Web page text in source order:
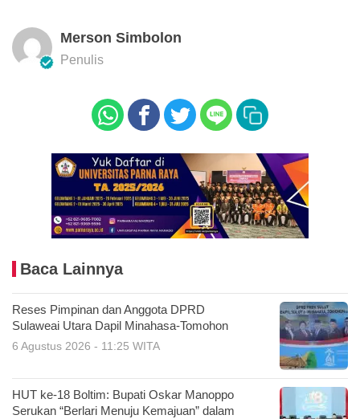
Merson Simbolon
Penulis
Baca Lainnya
Reses Pimpinan dan Anggota DPRD
Sulaweai Utara Dapil Minahasa-Tomohon
6 Agustus 2026 - 11:25 WITA
HUT ke-18 Boltim: Bupati Oskar Manoppo
Serukan “Berlari Menuju Kemajuan” dalam